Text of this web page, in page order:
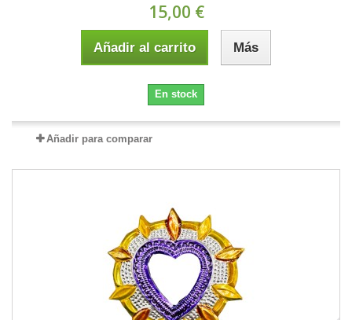
15,00 €
Añadir al carrito Más
En stock
Añadir para comparar